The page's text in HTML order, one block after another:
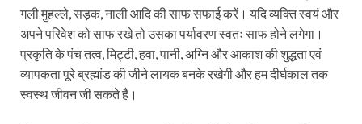
गली मुहल्ले, सड़क, नाली आदि की साफ सफाई करें। यदि व्यक्ति स्वयं और
अपने परिवेश को साफ रखे तो उसका पर्यावरण स्वतः साफ होने लगेगा।
प्रकृति के पंच तत्व, मिट्टी, हवा, पानी, अग्नि और आकाश की शुद्धता एवं
व्यापकता पूरे ब्रह्मांड की जीने लायक बनके रखेगी और हम दीर्घकाल तक
स्वस्थ जीवन जी सकते हैं।